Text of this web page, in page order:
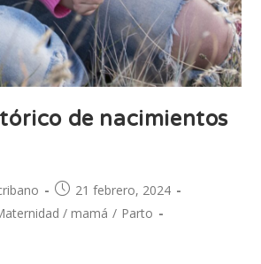
de nacimientos
21 febrero, 2024
/ mamá / Parto